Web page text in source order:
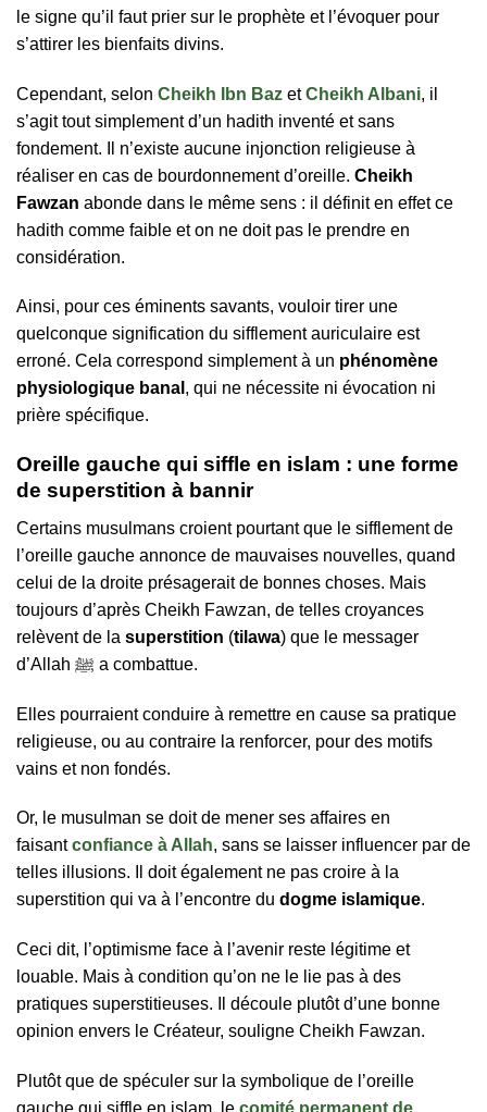
le signe qu’il faut prier sur le prophète et l’évoquer pour
s’attirer les bienfaits divins.
Cependant, selon Cheikh Ibn Baz etCheikh Albani, il
s’agit tout simplement d’un hadith inventé et sans
fondement. Il n’existe aucune injonction religieuse à
réaliser en cas de bourdonnement d’oreille. Cheikh
Fawzan abonde dans le même sens : il définit en effet ce
hadith comme faible et on ne doit pas le prendre en
considération.
Ainsi, pour ces éminents savants, vouloir tirer une
quelconque signification du sifflement auriculaire est
erroné. Cela correspond simplement à un phénomène
physiologique banal , qui ne nécessite ni évocation ni
prière spécifique.
Oreille gauche qui siffle en islam : une forme
de superstition à bannir
Certains musulmans croient pourtant que le sifflement de
l’oreille gauche annonce de mauvaises nouvelles, quand
celui de la droite présagerait de bonnes choses. Mais
toujours d’après Cheikh Fawzan, de telles croyances
relèvent de la superstition (tilawa) que le messager
d’Allah ﷺ a combattue.
Elles pourraient conduire à remettre en cause sa pratique
religieuse, ou au contraire la renforcer, pour des motifs
vains et non fondés.
Or, le musulman se doit de mener ses affaires en
faisant confiance à Allah, sans se laisser influencer par de
telles illusions. Il doit également ne pas croire à la
superstition qui va à l’encontre du dogme islamique.
Ceci dit, l’optimisme face à l’avenir reste légitime et
louable. Mais à condition qu’on ne le lie pas à des
pratiques superstitieuses. Il découle plutôt d’une bonne
opinion envers le Créateur, souligne Cheikh Fawzan.
Plutôt que de spéculer sur la symbolique de l’oreille
gauche qui siffle en islam, le comité permanent de